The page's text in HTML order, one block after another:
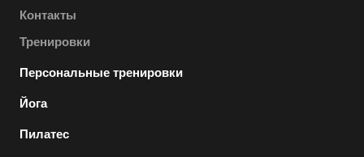
Контакты
Тренировки
Персональные тренировки
Йога
Пилатес